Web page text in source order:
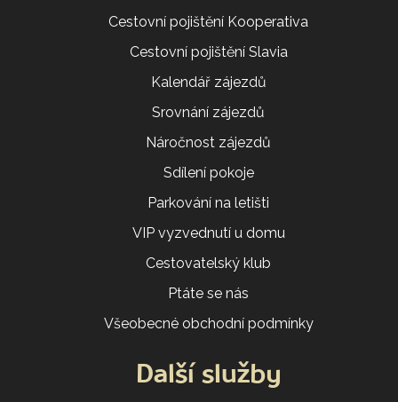
Cestovní pojištění Kooperativa
Cestovní pojištění Slavia
Kalendář zájezdů
Srovnání zájezdů
Náročnost zájezdů
Sdílení pokoje
Parkování na letišti
VIP vyzvednutí u domu
Cestovatelský klub
Ptáte se nás
Všeobecné obchodní podmínky
Další služby